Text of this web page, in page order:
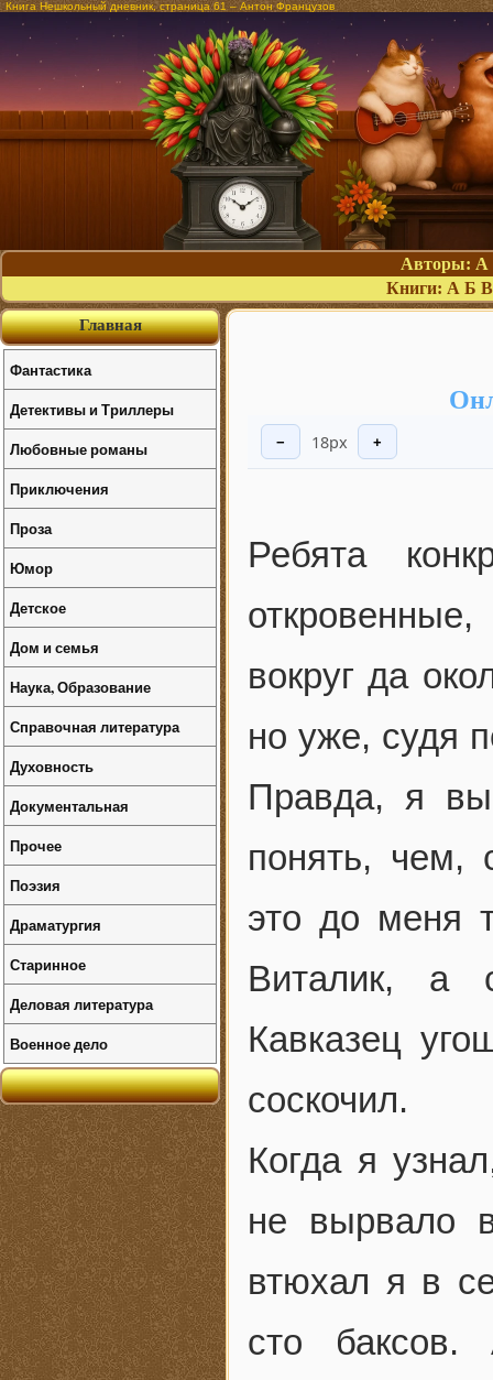
Книга Нешкольный дневник, страница 61 – Антон Французов
Авторы: А
Книги: А Б В
− 18px +
Ребята
вокруг да
но уже, судя
Правда, я
понять, чем,
это до меня
Виталик, а
Кавказец
соскочил.
Когда я
не вырвало
втюхал я в
сто
Главная
Фантастика
Детективы и Триллеры
Любовные романы
Приключения
Проза
Юмор
Детское
Дом и семья
Наука, Образование
Справочная литература
Духовность
Документальная
Прочее
Поэзия
Драматургия
Старинное
Деловая литература
Военное дело